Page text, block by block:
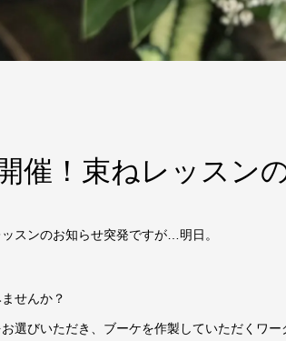
催！束ねレッスン
スンのお知らせ突発ですが…明日。
せんか？
選びいただき、ブーケを作製していただくワー